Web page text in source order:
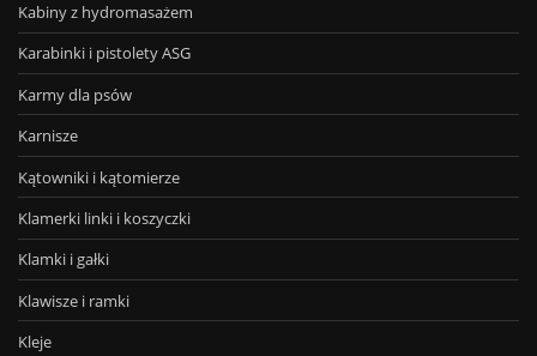
Kabiny z hydromasażem
Karabinki i pistolety ASG
Karmy dla psów
Karnisze
Kątowniki i kątomierze
Klamerki linki i koszyczki
Klamki i gałki
Klawisze i ramki
Kleje